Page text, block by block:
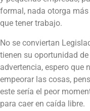
formal, nada otorga
que tener trabajo.
No se conviertan
tienen su oportunidad
advertencia, espero que
empeorar las cosas,
este sería el peor
para caer en caída libre.